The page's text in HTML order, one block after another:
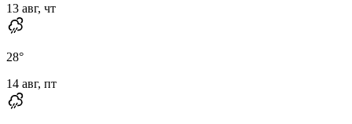
13 авг, чт
28°
14 авг, пт